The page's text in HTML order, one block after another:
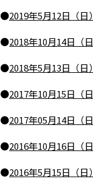
●2019年5月12日（
●2018年10月14日（
●2018年5月13日（
●2017年10月15日（
●2017年05月14日（
●2016年10月16日（
●2016年5月15日（